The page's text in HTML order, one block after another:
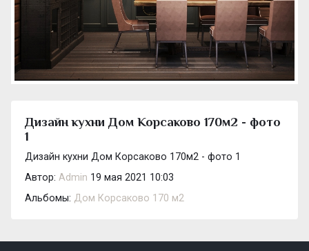
Дизайн кухни Дом Корсаково 170м2 - фото
1
Дизайн кухни Дом Корсаково 170м2 - фото 1
Автор: Admin 19 мая 2021 10:03
Альбомы: Дом Корсаково 170 м2